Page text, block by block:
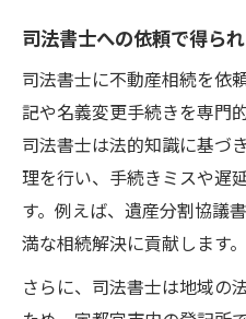
司法書士への依頼で得ら
司法書士に不動産相続を依
記や名義変更手続きを専門
司法書士は法的知識に基づ
理を行い、手続きミスや遅
す。例えば、遺産分割協議
満な相続解決に貢献します。
さらに、司法書士は地域の